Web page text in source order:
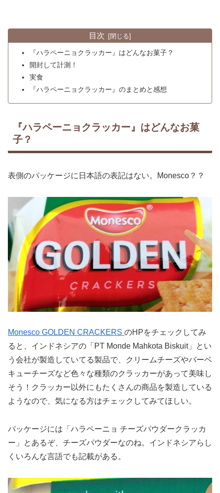
目次
『ハラペーニョクラッカー』はどんなお菓子？
開封して計測！
実食
『ハラペーニョクラッカー』のまとめと感想
『ハラペーニョクラッカー』はどんなお菓
子？
表側のパッケージに日本語の表記はない。Monesco？？
Monesco GOLDEN CRACKERS のHPをチェックしてみ
ると、インドネシアの「PT Monde Mahkota Biskuit」とい
う会社が製造していてる製品で、クリームチーズやバーベ
キューチーズなど色々な種類のクラッカーがあって美味し
そう！クラッカー以外にもたくさんの商品を製造している
ようなので、気になる方はチェックしてみてほしい。
パッケージには「ハラペーニョ チーズパウダークラッカ
ー」とあるぞ、チーズパウダーなのね。インドネシアらし
くいろんな言語でも記載がある。